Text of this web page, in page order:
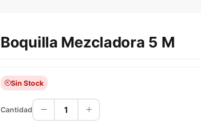
Boquilla Mezcladora 5 M
Sin Stock
Cantidad 1